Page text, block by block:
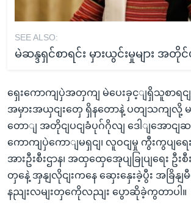
SEE ALSO:
မဲဆန္ဒရှင်စာရင်း မှားယွင်းမှုများ အတို
ရှေးကောကျပှဲအတှကျ မဲပေးခှင့ျရှိသူစာရငျ
အမှားအယှငျးတှေ ရှိနတောနဲ့ ပတျသကျလို့ မ
တောျ အတိုငျပငျခံပုဂ်ဂိုလျ ဒေါျအောငျ
ကောကျပှဲကောျမရှငျ၊ လူဝငျမှု ကွီးကွပျရ
အားဦးစီးဌာန၊ အထှထှေအေုပျခြုပျရေး ဦး
တှနေဲ့ အှနျလိုငျးကနေ ဆှေးနှေးခဲ့ပွီး အခြိနျ
နညျးလမျးတှကေိုလညျး ပွောဆိုခဲ့ကွတာပါ။